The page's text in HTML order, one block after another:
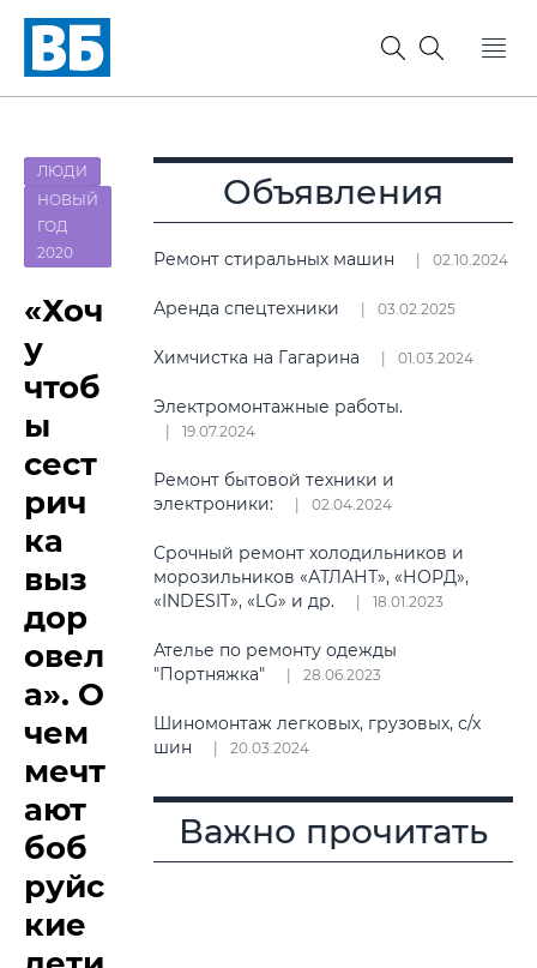
ЛЮДИ
НОВЫЙ
ГОД
2020
«Хоч
у
чтоб
ы
сест
рич
ка
выз
дор
овел
а». О
чем
мечт
ают
боб
руйс
кие
Объявления
Ремонт стиральных машин 02.10.2024
Аренда спецтехники 03.02.2025
Химчистка на Гагарина 01.03.2024
Электромонтажные работы.
19.07.2024
Ремонт бытовой техники и
электроники:
02.04.2024
Срочный ремонт холодильников и
морозильников «АТЛАНТ», «НОРД»,
«INDESIT», «LG» и др.
18.01.2023
Ателье по ремонту одежды
"Портняжка"
28.06.2023
Шиномонтаж легковых, грузовых, с/х
шин
20.03.2024
Важно прочитать